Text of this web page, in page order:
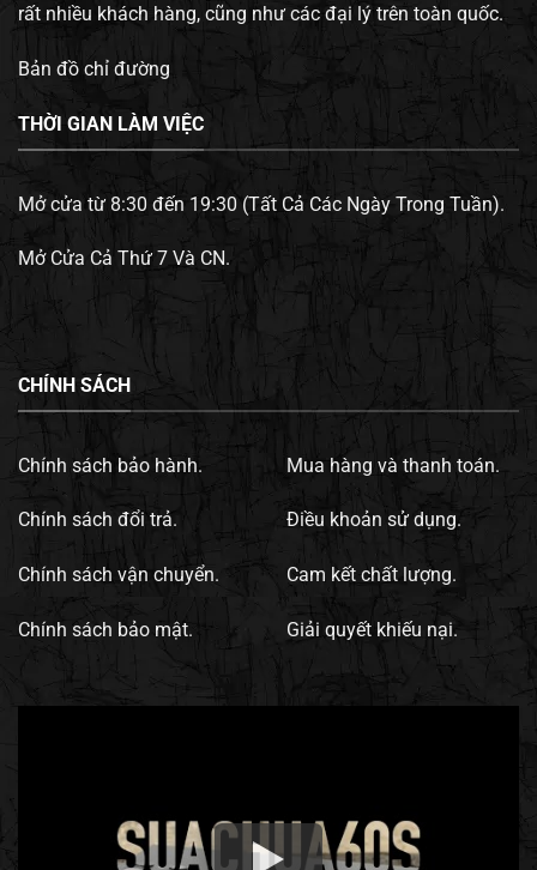
rất nhiều khách hàng, cũng như các đại lý trên toàn quốc.
Bản đồ chỉ đường
THỜI GIAN LÀM VIỆC
Mở cửa từ 8:30 đến 19:30 (Tất Cả Các Ngày Trong Tuần).
Mở Cửa Cả Thứ 7 Và CN.
CHÍNH SÁCH
Chính sách bảo hành.
Chính sách đổi trả.
Chính sách vận chuyển.
Chính sách bảo mật.
Mua hàng và thanh toán.
Điều khoản sử dụng.
Cam kết chất lượng.
Giải quyết khiếu nại.